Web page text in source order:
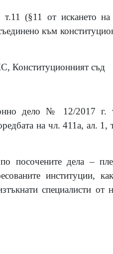
(§11 от искането
към
Конституционният съд
дело № 12/2017 г.
на чл. 411а, ал.
посочените дела –
институции,
специалисти от